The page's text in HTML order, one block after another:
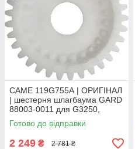
CAME 119G755А | ОРИГІНАЛ
| шестерня шлагбаума GARD
88003-0011 для G3250,
G4040, G6500, G4000, G6000
Готово до відправки
2 249 ₴ 2 781 ₴